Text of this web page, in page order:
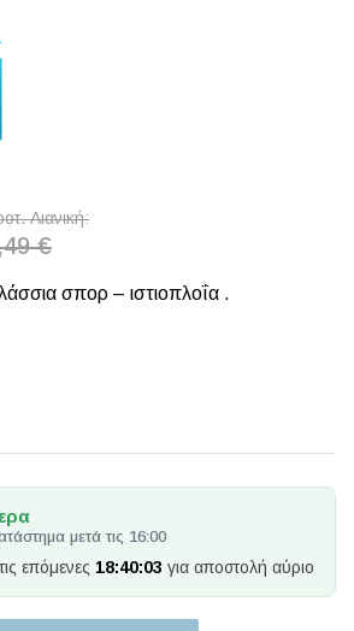
Λιανική
€
σπορ – ιστιοπλοΐα .
μετά τις 16:00
επόμενες 18:40:03 για αποστολή αύριο